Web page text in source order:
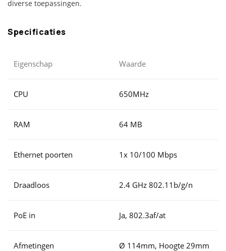
diverse toepassingen.
Specificaties
Eigenschap Waarde
CPU 650MHz
RAM 64 MB
Ethernet poorten 1x 10/100 Mbps
Draadloos 2.4 GHz 802.11b/g/n
PoE in Ja, 802.3af/at
Afmetingen Ø 114mm, Hoogte 29mm